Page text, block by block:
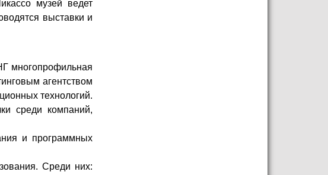
музей ведет
выставки и
многопрофильная
агентством
технологий.
среди компаний,
и программных
Среди них: